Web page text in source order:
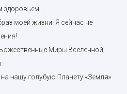
здоровьем!
моей жизни! Я сейчас не
Миры Вселенной,
нашу голубую Планету «Земля»